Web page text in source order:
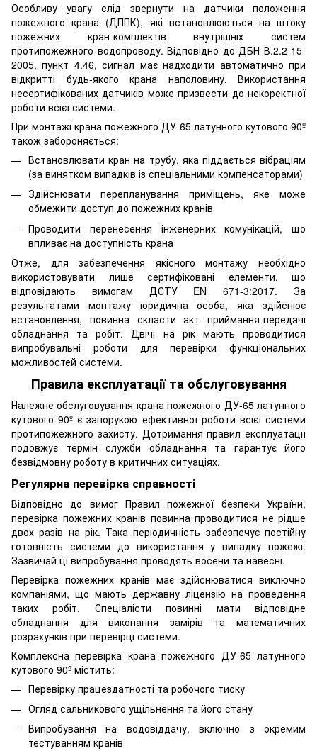
Особливу увагу слід звернути на датчики положення
пожежного крана (ДППК), які встановлюються на штоку
пожежних кран-комплектів внутрішніх систем
протипожежного водопроводу. Відповідно до ДБН В.2.2-15-
2005, пункт 4.46, сигнал має надходити автоматично при
відкритті будь-якого крана наполовину. Використання
несертифікованих датчиків може призвести до некоректної
роботи всієї системи.
При монтажі крана пожежного ДУ-65 латунного кутового 90º
також забороняється:
Встановлювати кран на трубу, яка піддається вібраціям
(за винятком випадків із спеціальними компенсаторами)
Здійснювати перепланування приміщень, яке може
обмежити доступ до пожежних кранів
Проводити перенесення інженерних комунікацій, що
впливає на доступність крана
Отже, для забезпечення якісного монтажу необхідно
використовувати лише сертифіковані елементи, що
відповідають вимогам ДСТУ EN 671-3:2017. За
результатами монтажу юридична особа, яка здійснює
встановлення, повинна скласти акт приймання-передачі
обладнання та робіт. Двічі на рік мають проводитися
випробувальні роботи для перевірки функціональних
можливостей системи.
Правила експлуатації та обслуговування
Належне обслуговування крана пожежного ДУ-65 латунного
кутового 90º є запорукою ефективної роботи всієї системи
протипожежного захисту. Дотримання правил експлуатації
подовжує термін служби обладнання та гарантує його
безвідмовну роботу в критичних ситуаціях.
Регулярна перевірка справності
Відповідно до вимог Правил пожежної безпеки України,
перевірка пожежних кранів повинна проводитися не рідше
двох разів на рік. Така періодичність забезпечує постійну
готовність системи до використання у випадку пожежі.
Зазвичай ці випробування проводять восени та навесні.
Перевірка пожежних кранів має здійснюватися виключно
компаніями, що мають державну ліцензію на проведення
таких робіт. Спеціалісти повинні мати відповідне
обладнання для виконання замірів та математичних
розрахунків при перевірці системи.
Комплексна перевірка крана пожежного ДУ-65 латунного
кутового 90º містить:
Перевірку працездатності та робочого тиску
Огляд сальникового ущільнення та його стану
Випробування на водовіддачу, включно з окремим
тестуванням кранів